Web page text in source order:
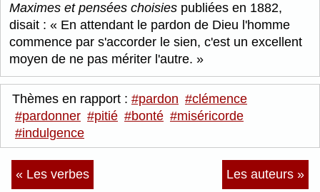
Maximes et pensées choisies publiées en 1882,
disait :
En attendant le pardon de Dieu l'homme
commence par s'accorder le sien, c'est un excellent
moyen de ne pas mériter l'autre.
Thèmes en rapport : #pardon #clémence
#pardonner #pitié #bonté #miséricorde
#indulgence
« Les verbes Les auteurs »